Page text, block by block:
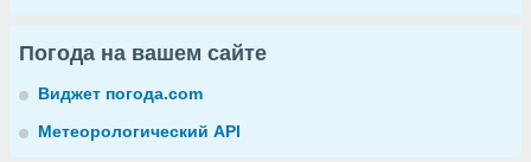
Погода на вашем сайте
Виджет погода.com
Метеорологический API